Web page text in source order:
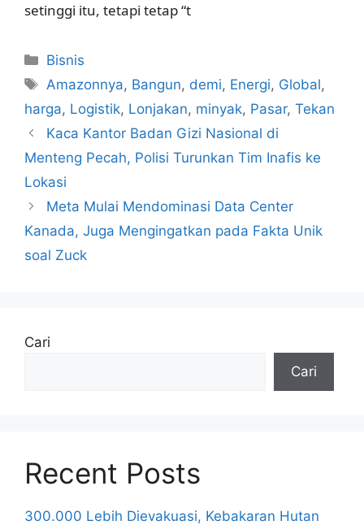
setinggi itu, tetapi tetap “t
Kategori
Bisnis
Tag
Amazonnya, Bangun, demi, Energi, Global,
harga, Logistik, Lonjakan, minyak, Pasar, Tekan
Kaca Kantor Badan Gizi Nasional di
Menteng Pecah, Polisi Turunkan Tim Inafis ke
Lokasi
Meta Mulai Mendominasi Data Center
Kanada, Juga Mengingatkan pada Fakta Unik
soal Zuck
Cari
Cari
Recent Posts
300.000 Lebih Dievakuasi, Kebakaran Hutan